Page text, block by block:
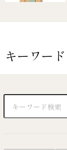
キーワード